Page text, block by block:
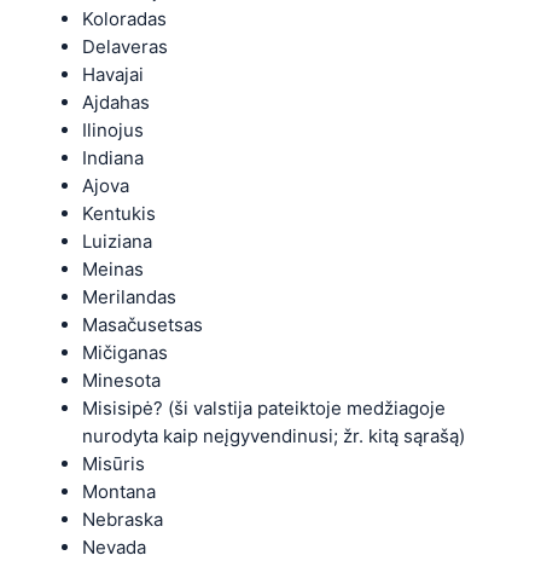
Koloradas
Delaveras
Havajai
Ajdahas
Ilinojus
Indiana
Ajova
Kentukis
Luiziana
Meinas
Merilandas
Masačusetsas
Mičiganas
Minesota
Misisipė? (ši valstija pateiktoje medžiagoje
nurodyta kaip neįgyvendinusi; žr. kitą sąrašą)
Misūris
Montana
Nebraska
Nevada